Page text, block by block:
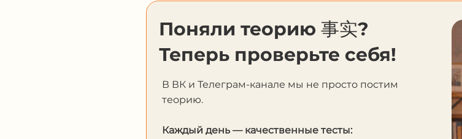
Поняли теорию 事实?
Теперь проверьте себя!
В ВК и Телеграм-канале мы не просто постим
теорию.
Каждый день — качественные тесты: